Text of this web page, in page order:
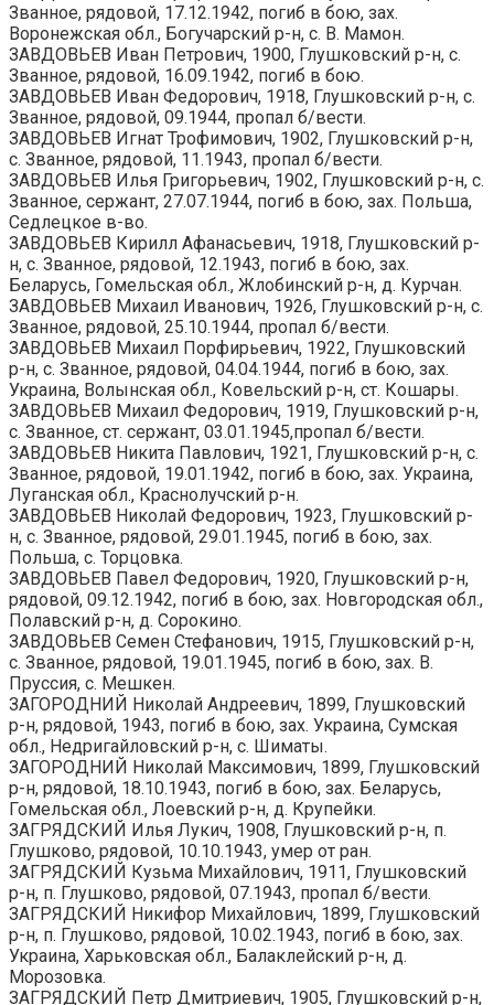
Званное, рядовой, 17.12.1942, погиб в бою, зах.
Воронежская обл., Богучарский р-н, с. В. Мамон.
ЗАВДОВЬЕВ Иван Петрович, 1900, Глушковский р-н, с.
Званное, рядовой, 16.09.1942, погиб в бою.
ЗАВДОВЬЕВ Иван Федорович, 1918, Глушковский р-н, с.
Званное, рядовой, 09.1944, пропал б/вести.
ЗАВДОВЬЕВ Игнат Трофимович, 1902, Глушковский р-н,
с. Званное, рядовой, 11.1943, пропал б/вести.
ЗАВДОВЬЕВ Илья Григорьевич, 1902, Глушковский р-н, с.
Званное, сержант, 27.07.1944, погиб в бою, зах. Польша,
Седлецкое в-во.
ЗАВДОВЬЕВ Кирилл Афанасьевич, 1918, Глушковский р-
н, с. Званное, рядовой, 12.1943, погиб в бою, зах.
Беларусь, Гомельская обл., Жлобинский р-н, д. Курчан.
ЗАВДОВЬЕВ Михаил Иванович, 1926, Глушковский р-н, с.
Званное, рядовой, 25.10.1944, пропал б/вести.
ЗАВДОВЬЕВ Михаил Порфирьевич, 1922, Глушковский
р-н, с. Званное, рядовой, 04.04.1944, погиб в бою, зах.
Украина, Волынская обл., Ковельский р-н, ст. Кошары.
ЗАВДОВЬЕВ Михаил Федорович, 1919, Глушковский р-н,
с. Званное, ст. сержант, 03.01.1945,пропал б/вести.
ЗАВДОВЬЕВ Никита Павлович, 1921, Глушковский р-н, с.
Званное, рядовой, 19.01.1942, погиб в бою, зах. Украина,
Луганская обл., Краснолучский р-н.
ЗАВДОВЬЕВ Николай Федорович, 1923, Глушковский р-
н, с. Званное, рядовой, 29.01.1945, погиб в бою, зах.
Польша, с. Торцовка.
ЗАВДОВЬЕВ Павел Федорович, 1920, Глушковский р-н,
рядовой, 09.12.1942, погиб в бою, зах. Новгородская обл.,
Полавский р-н, д. Сорокино.
ЗАВДОВЬЕВ Семен Стефанович, 1915, Глушковский р-н,
с. Званное, рядовой, 19.01.1945, погиб в бою, зах. В.
Пруссия, с. Мешкен.
ЗАГОРОДНИЙ Николай Андреевич, 1899, Глушковский
р-н, рядовой, 1943, погиб в бою, зах. Украина, Сумская
обл., Недригайловский р-н, с. Шиматы.
ЗАГОРОДНИЙ Николай Максимович, 1899, Глушковский
р-н, рядовой, 18.10.1943, погиб в бою, зах. Беларусь,
Гомельская обл., Лоевский р-н, д. Крупейки.
ЗАГРЯДСКИЙ Илья Лукич, 1908, Глушковский р-н, п.
Глушково, рядовой, 10.10.1943, умер от ран.
ЗАГРЯДСКИЙ Кузьма Михайлович, 1911, Глушковский
р-н, п. Глушково, рядовой, 07.1943, пропал б/вести.
ЗАГРЯДСКИЙ Никифор Михайлович, 1899, Глушковский
р-н, п. Глушково, рядовой, 10.02.1943, погиб в бою, зах.
Украина, Харьковская обл., Балаклейский р-н, д.
Морозовка.
ЗАГРЯДСКИЙ Петр Дмитриевич, 1905, Глушковский р-н,